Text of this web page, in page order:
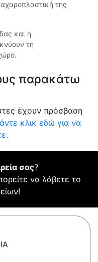
της
και η
τη
παρακάτω
έχουν πρόσβαση
κλικ εδώ για να
σας?
να λάβετε το